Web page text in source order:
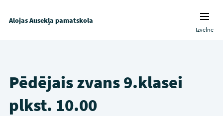
Alojas Ausekļa pamatskola
Izvēlne
Pēdējais zvans 9.klasei
plkst. 10.00